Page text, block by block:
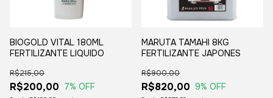
BIOGOLD VITAL 180ML
FERTILIZANTE LIQUIDO
R$200,00
R$215,00
7% OFF
MARUTA TAMAHI 8KG
FERTILIZANTE JAPONES
R$820,00
R$900,00
9% OFF